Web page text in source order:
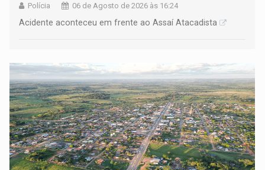
Polícia 06 de Agosto de 2026 às 16:24
Acidente aconteceu em frente ao Assaí Atacadista